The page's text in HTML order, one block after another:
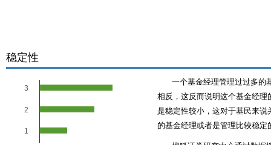
稳定性
3
2
1
一个基金经理管理过过多的
相反，这反而说明这个基金经理
是稳定性较小，这对于基民来
的基金经理或者是管理比较稳